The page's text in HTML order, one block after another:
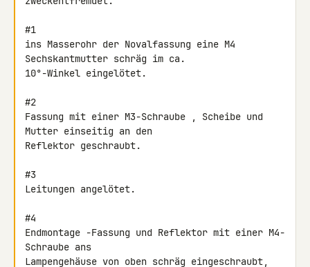
#1
ins Masserohr der Novalfassung eine M4
Sechskantmutter schräg im ca.
10°-Winkel eingelötet.
#2
Fassung mit einer M3-Schraube , Scheibe und
Mutter einseitig an den
Reflektor geschraubt.
#3
Leitungen angelötet.
#4
Endmontage -Fassung und Reflektor mit einer M4-
Schraube ans
Lampengehäuse von oben schräg eingeschraubt,